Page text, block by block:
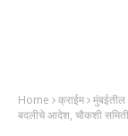
Home क्राईम मुंबईतील
बदलीचे आदेश, चौकशी